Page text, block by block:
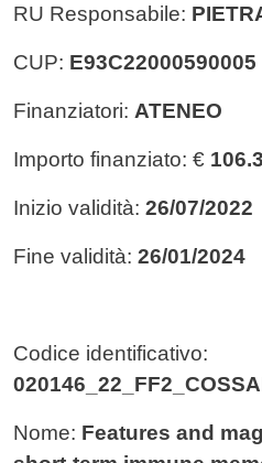
RU Responsabile:
CUP: E93C22000590005
Finanziatori: ATENEO
Importo finanziato: €
Inizio validità: 26/07/2022
Fine validità: 26/01/2024
Codice identificativo:
Nome: Features and